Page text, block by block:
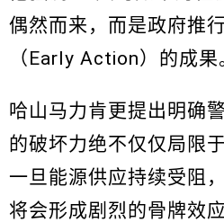
偶然而来，而是政府推
（Early Action）的成果
哈山马力肯更提出明确
的破坏力绝不仅仅局限
一旦能源供应持续受阻
将会形成剧烈的骨牌效